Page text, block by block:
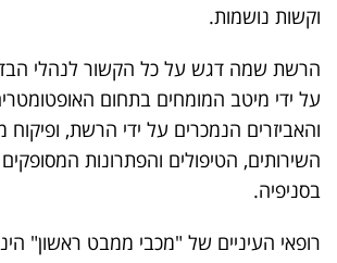
וקשות נושמות.
הרשת שמה דגש על כל הקשור לנהלי
על ידי מיטב המומחים בתחום
והאביזרים הנמכרים על ידי הרשת,
השירותים, הטיפולים והפתרונות
בסניפיה.
רופאי העיניים של "מכבי ממבט ראשון"